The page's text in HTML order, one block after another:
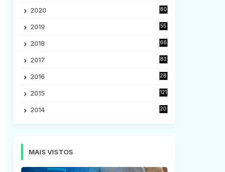
2020
80
2019
55
2018
66
2017
83
2016
28
2015
121
2014
20
MAIS VISTOS